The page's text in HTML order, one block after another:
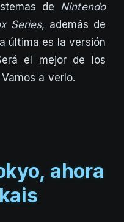
de Nintendo
Series, además de
última es la versión
el mejor de los
a verlo.
ahora